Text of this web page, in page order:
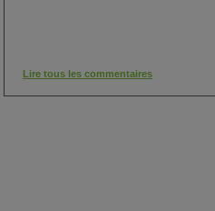
Lire tous les commentaires